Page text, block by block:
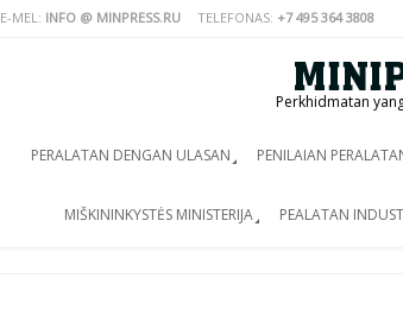
E-MEL: INFO @ MINPRESS.RU TELEFONAS: +7 495 364 3808
Perkhidmatan
PERALATAN DENGAN ULASAN PENILAIAN
MIŠKININKYSTĖS MINISTERIJA PEALATAN